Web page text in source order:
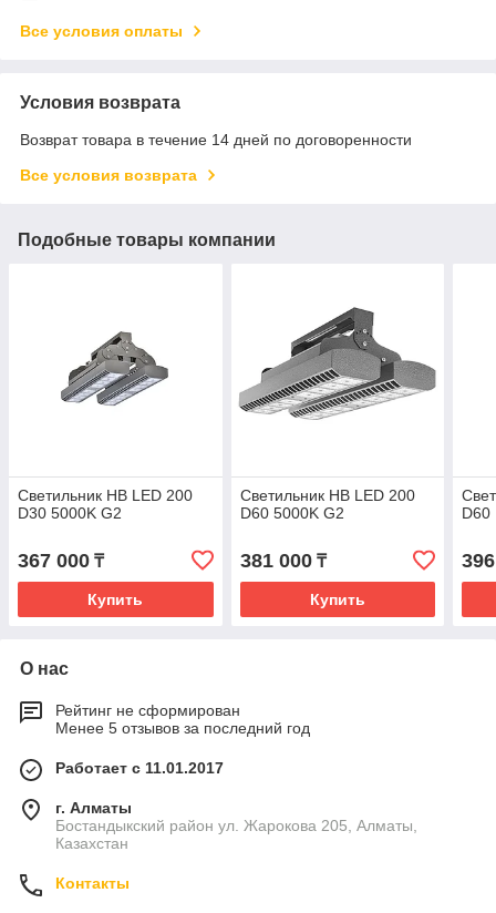
Все условия оплаты
Условия возврата
Возврат товара в течение 14 дней по договоренности
Все условия возврата
Подобные товары компании
Светильник HB LED 200
D30 5000K G2
367 000 ₸
Купить
Светильник HB LED 200
D60 5000K G2
381 000₸
Купить
D60
О нас
Рейтинг не сформирован
Менее 5 отзывов за последний год
Работает с 11.01.2017
г. Алматы
Бостандыкский район ул. Жарокова 205, Алматы,
Казахстан
Контакты